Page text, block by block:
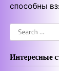
способны
Search
for:
Интересные